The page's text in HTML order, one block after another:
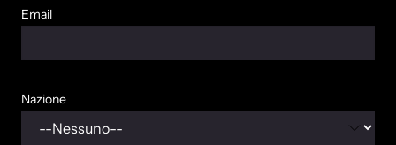
Email
Nazione